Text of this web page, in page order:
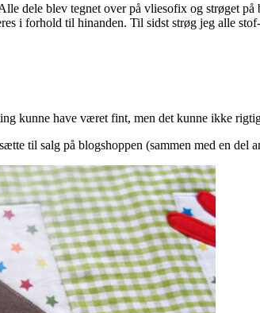
dele blev tegnet over på vliesofix og strøget
i forhold til hinanden. Til sidst strøg jeg alle
kunne have været fint, men det kunne ikke
til salg på blogshoppen (sammen med en del